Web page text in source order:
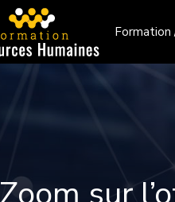
Formation